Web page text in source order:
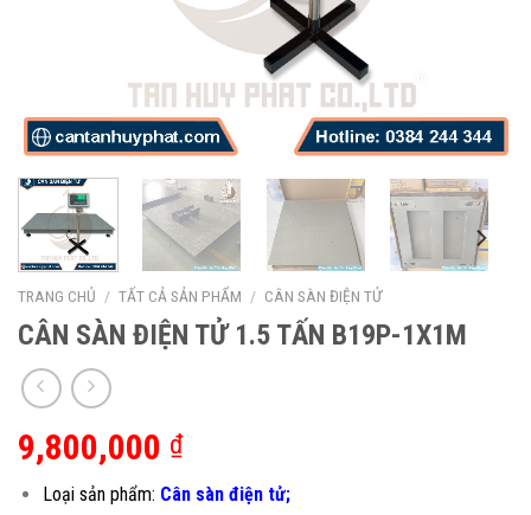
TRANG CHỦ / TẤT CẢ SẢN PHẨM / CÂN SÀN ĐIỆN TỬ
CÂN SÀN ĐIỆN TỬ 1.5 TẤN B19P-1X1M
9,800,000 ₫
Loại sản phẩm: Cân sàn điện tử;